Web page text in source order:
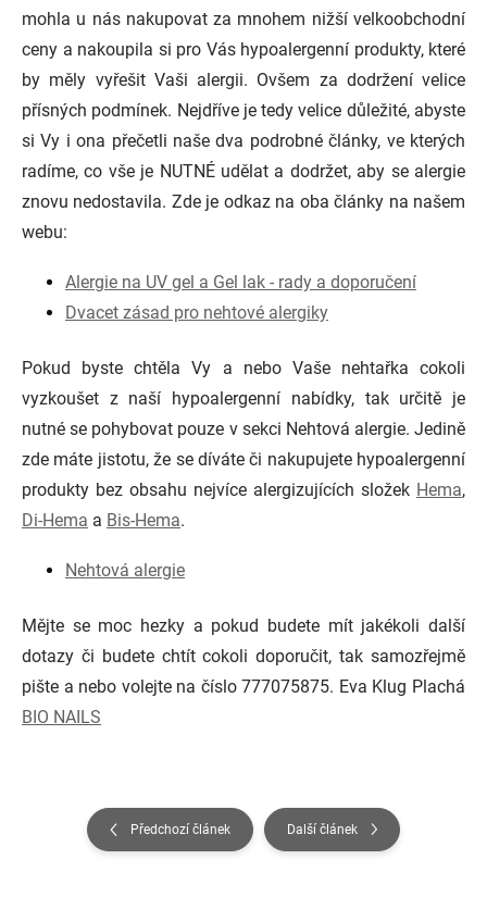
mohla u nás nakupovat za mnohem nižší velkoobchodní
ceny a nakoupila si pro Vás hypoalergenní produkty, které
by měly vyřešit Vaši alergii. Ovšem za dodržení velice
přísných podmínek. Nejdříve je tedy velice důležité, abyste
si Vy i ona přečetli naše dva podrobné články, ve kterých
radíme, co vše je NUTNÉ udělat a dodržet, aby se alergie
znovu nedostavila. Zde je odkaz na oba články na našem
webu:
Alergie na UV gel a Gel lak - rady a doporučení
Dvacet zásad pro nehtové alergiky
Pokud byste chtěla Vy a nebo Vaše nehtařka cokoli
vyzkoušet z naší hypoalergenní nabídky, tak určitě je
nutné se pohybovat pouze v sekci Nehtová alergie. Jedině
zde máte jistotu, že se díváte či nakupujete hypoalergenní
produkty bez obsahu nejvíce alergizujících složek Hema,
Di-Hema a Bis-Hema.
Nehtová alergie
Mějte se moc hezky a pokud budete mít jakékoli další
dotazy či budete chtít cokoli doporučit, tak samozřejmě
pište a nebo volejte na číslo 777075875. Eva Klug Plachá
BIO NAILS
Předchozí článek Další článek